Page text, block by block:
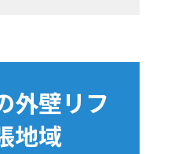
外壁リフ
地域